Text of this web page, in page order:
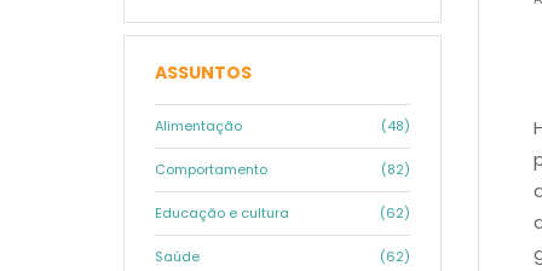
ASSUNTOS
Alimentação (48)
Comportamento (82)
Educação e cultura (62)
Saúde (62)